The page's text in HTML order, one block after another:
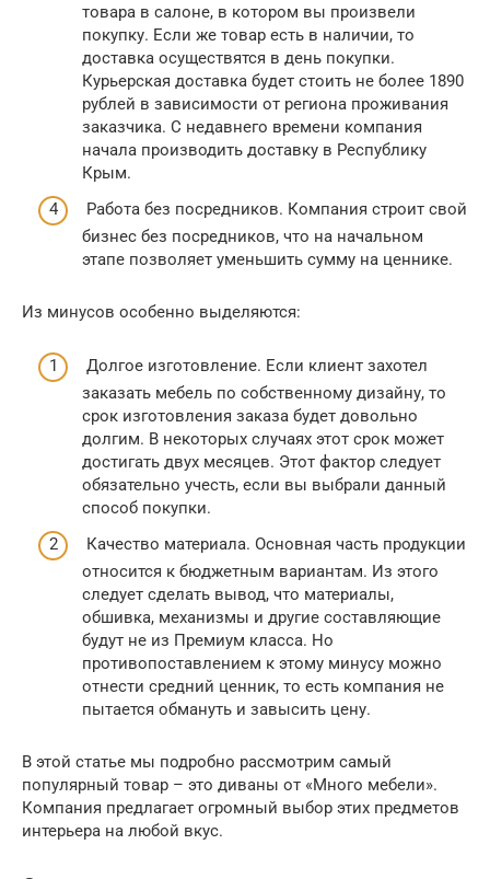
товара в салоне, в котором вы произвели
покупку. Если же товар есть в наличии, то
доставка осуществятся в день покупки.
Курьерская доставка будет стоить не более 1890
рублей в зависимости от региона проживания
заказчика. С недавнего времени компания
начала производить доставку в Республику
Крым.
Работа без посредников. Компания строит свой
бизнес без посредников, что на начальном
этапе позволяет уменьшить сумму на ценнике.
Из минусов особенно выделяются:
Долгое изготовление. Если клиент захотел
заказать мебель по собственному дизайну, то
срок изготовления заказа будет довольно
долгим. В некоторых случаях этот срок может
достигать двух месяцев. Этот фактор следует
обязательно учесть, если вы выбрали данный
способ покупки.
Качество материала. Основная часть продукции
относится к бюджетным вариантам. Из этого
следует сделать вывод, что материалы,
обшивка, механизмы и другие составляющие
будут не из Премиум класса. Но
противопоставлением к этому минусу можно
отнести средний ценник, то есть компания не
пытается обмануть и завысить цену.
В этой статье мы подробно рассмотрим самый
популярный товар – это диваны от «Много мебели».
Компания предлагает огромный выбор этих предметов
интерьера на любой вкус.